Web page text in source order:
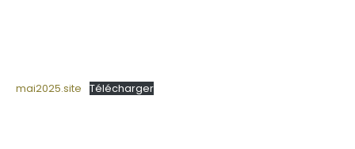
mai2025.site Télécharger